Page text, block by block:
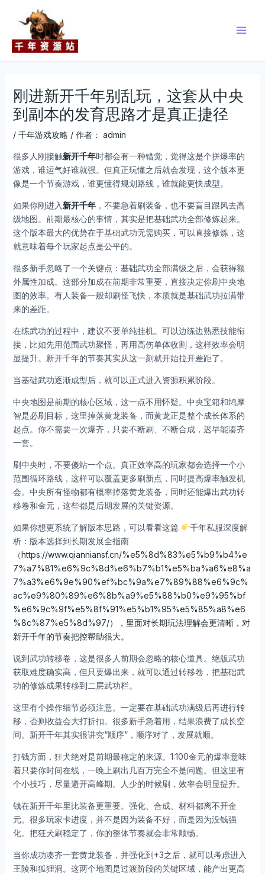
刚进新开千年别乱玩，这套从中央
到副本的发育思路才是真正捷径
/ 千年游戏攻略/ 作者： admin
很多人刚接触新开千年时都会有一种错觉，觉得这是个拼爆率的
游戏，谁运气好谁就强。但真正玩懂之后就会发现，这个版本更
像是一个节奏游戏，谁更懂得规划路线，谁就能更快成型。
如果你刚进入 新开千年，不要急着刷装备，也不要盲目跟风去高
级地图。前期最核心的事情，其实是把基础武功全部修炼起来。
这个版本最大的优势在于基础武功无需购买，可以直接修炼，这
就意味着每个玩家起点是公平的。
很多新手忽略了一个关键点：基础武功全部满级之后，会获得额
外属性加成。这部分加成在前期非常重要，直接决定你刷中央地
图的效率。有人装备一般却刷怪飞快，本质就是基础武功拉满带
来的差距。
在练武功的过程中，建议不要单纯挂机。可以边练边熟悉技能衔
接，比如先用范围武功聚怪，再用高伤单体收割，这样效率会明
显提升。新开千年的节奏其实从这一刻就开始拉开差距了。
当基础武功逐渐成型后，就可以正式进入资源积累阶段。
中央地图是前期的核心区域，这一点不用怀疑。中央宝箱和鸠摩
智是必刷目标，这里掉落黄龙装备，而黄龙正是整个成长体系的
起点。你不需要一次爆齐，只要不断刷、不断合成，迟早能凑齐
一套。
刷中央时，不要傻站一个点。真正效率高的玩家都会选择一个小
范围循环路线，这样可以覆盖更多刷新点，同时提高爆率触发机
会。中央所有怪物都有概率掉落黄龙装备，同时还能爆出武功转
移卷和金元，这些都是后期发展的关键资源。
如果你想更系统了解版本思路，可以看看这篇
千年私服深度解
析：版本选择到长期发展全指南
（https://www.qianniansf.cn/%e5%8d%83%e5%b9%b4%e
7%a7%81%e6%9c%8d%e6%b7%b1%e5%ba%a6%e8%a
7%a3%e6%9e%90%ef%bc%9a%e7%89%88%e6%9c%
ac%e9%80%89%e6%8b%a9%e5%88%b0%e9%95%bf
%e6%9c%9f%e5%8f%91%e5%b1%95%e5%85%a8%e6
%8c%87%e5%8d%97/），里面对长期玩法理解会更清晰，对
新开千年的节奏把控帮助很大。
说到武功转移卷，这是很多人前期会忽略的核心道具。绝版武功
获取难度确实高，但只要爆出来，就可以通过转移卷，把基础武
功的修炼成果转移到二层武功栏。
这里有个操作细节必须注意。一定要在基础武功满级后再进行转
移，否则收益会大打折扣。很多新手急着用，结果浪费了成长空
间。新开千年其实很讲究“顺序”，顺序对了，发展就顺。
打钱方面，狂犬绝对是前期最稳定的来源。1:100金元的爆率意味
着只要你时间在线，一晚上刷出几百万完全不是问题。但这里有
个小技巧，尽量避开高峰期。人少的时候刷，效率会明显提升。
钱在新开千年里比装备更重要。强化、合成、材料都离不开金
元。很多玩家卡进度，并不是因为装备不好，而是因为没钱强
化。把狂犬刷稳定了，你的整体节奏就会非常顺畅。
当你成功凑齐一套黄龙装备，并强化到+3之后，就可以考虑进入
王陵和狐狸洞。这两个地图是过渡阶段的关键区域，能产出更高
navigation